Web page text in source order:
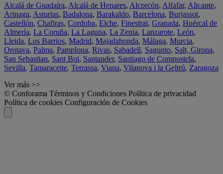
Alcalá de Guadaíra, Alcalá de Henares, Alcorcón, Alfafar, Alicante,
Arinaga, Asturias, Badalona, Barakaldo, Barcelona, Burjassot,
Castellón, Chafiras, Cordoba, Elche, Finestrat, Granada, Huércal de
Almería, La Coruña, La Laguna, La Zenia, Lanzarote, León,
Lleida, Los Barrios, Madrid, Majadahonda, Málaga, Murcia,
Orotava, Palma, Pamplona, Rivas, Sabadell, Sagunto, Salt, Girona,
San Sebastian, Sant Boi, Santander, Santiago de Compostela,
Sevilla, Tamaraceite, Terrassa, Viana, Vilanova i la Geltrú, Zaragoza
Ver más >>
© Conforama Términos y Condiciones Política de privacidad
Política de cookies Configuración de Cookies